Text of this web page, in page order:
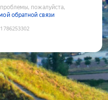
пожалуйста,
обратной связи
1786253302